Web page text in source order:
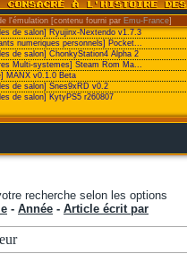
l'émulation [contenu fourni par Emu-France]
de salon] Ryujinx-Nextendo v1.7.3
numeriques personnels] Pocket...
de salon] ChonkyStation4 Alpha 2
Multi-systemes] Steam Rom Ma...
MANX v0.1.0 Beta
de salon] Snes9xRD v0.2
de salon] KytyPS5 r260807
recherche selon les options
- Année - Article écrit par